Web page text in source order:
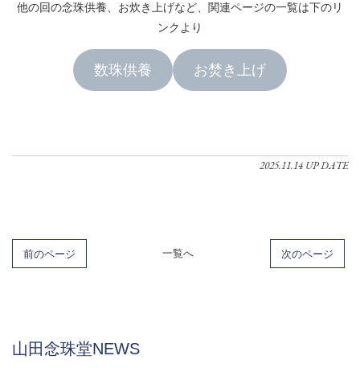
他の回の念珠供養、お炊き上げなど、関連ページの一覧は下のリ
ンクより
数珠供養 お焚き上げ
2025.11.14 UP DATE
前のページ 一覧へ 次のページ
山田念珠堂NEWS